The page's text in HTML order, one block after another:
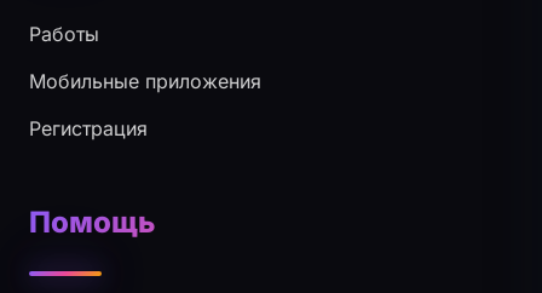
Работы
Мобильные приложения
Регистрация
Помощь